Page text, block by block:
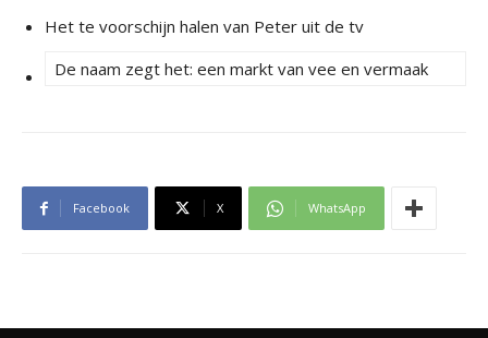
Het te voorschijn halen van Peter uit de tv
De naam zegt het: een markt van vee en vermaak
Facebook X WhatsApp